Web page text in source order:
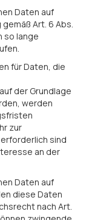
Daten auf
Art. 6 Abs.
so lange
für Daten, die
der Grundlage
werden
zur
sind
an der
Daten auf
diese Daten
nach Art.